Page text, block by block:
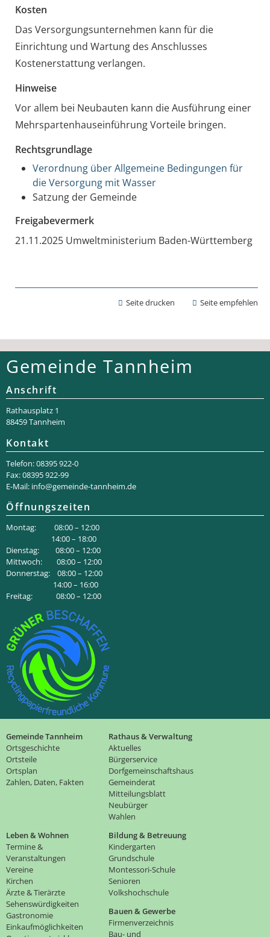
Kosten
Das Versorgungsunternehmen kann für die
Einrichtung und Wartung des Anschlusses
Kostenerstattung verlangen.
Hinweise
Vor allem bei Neubauten kann die Ausführung einer
Mehrspartenhauseinführung Vorteile bringen.
Rechtsgrundlage
Verordnung über Allgemeine Bedingungen für
die Versorgung mit Wasser
Satzung der Gemeinde
Freigabevermerk
21.11.2025 Umweltministerium Baden-Württemberg
Seite drucken Seite empfehlen
Gemeinde Tannheim
Anschrift
Rathaus­platz 1
88459 Tannheim
Kontakt
Telefon: 08395 922-0
Fax: 08395 922-99
E-Mail: info@gemeinde-tannheim.de
Öffnungszeiten
Montag: 08:00 – 12:00
14:00 – 18:00
Dienstag: 08:00 – 12:00
Mittwoch: 08:00 – 12:00
Donnerstag: 08:00 – 12:00
14:00 – 16:00
Freitag: 08:00 – 12:00
Gemeinde Tannheim
Ortsgeschichte
Ortsteile
Ortsplan
Zahlen, Daten, Fakten
Rathaus & Verwaltung
Aktuelles
Bürgerservice
Dorfgemeinschaftshaus
Gemeinderat
Mitteilungsblatt
Neubürger
Wahlen
Leben & Wohnen
Termine &
Veranstaltungen
Vereine
Kirchen
Ärzte & Tierärzte
Sehenswürdigkeiten
Gastronomie
Einkaufmöglichkeiten
Bildung & Betreuung
Kindergarten
Grundschule
Montessori-Schule
Senioren
Volkshochschule
Bauen & Gewerbe
Firmenverzeichnis
Bau- und